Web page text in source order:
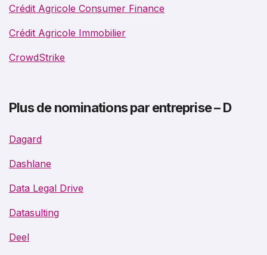
Crédit Agricole Consumer Finance
Crédit Agricole Immobilier
CrowdStrike
Plus de nominations par entreprise – D
Dagard
Dashlane
Data Legal Drive
Datasulting
Deel